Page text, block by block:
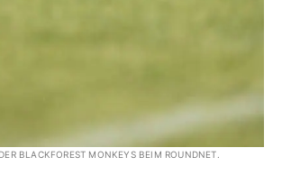
BLACKFOREST MONKEYS BEIM ROUNDNET.